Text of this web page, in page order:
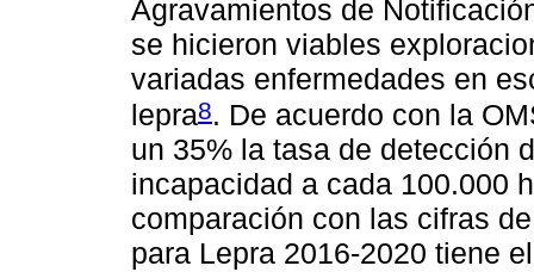
Agravamientos de
se hicieron viables
variadas enfermedades en
lepra8. De acuerdo con la
un 35% la tasa de detección
incapacidad a cada 100.000
comparación con las cifras
para Lepra 2016-2020 tiene